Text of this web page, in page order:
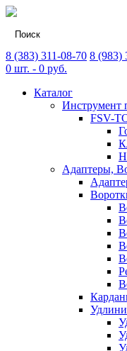
8 (383) 311-08-70 8 (983)
0 шт. - 0 руб.
Каталог
Инструмент
FSV-
Адаптеры,